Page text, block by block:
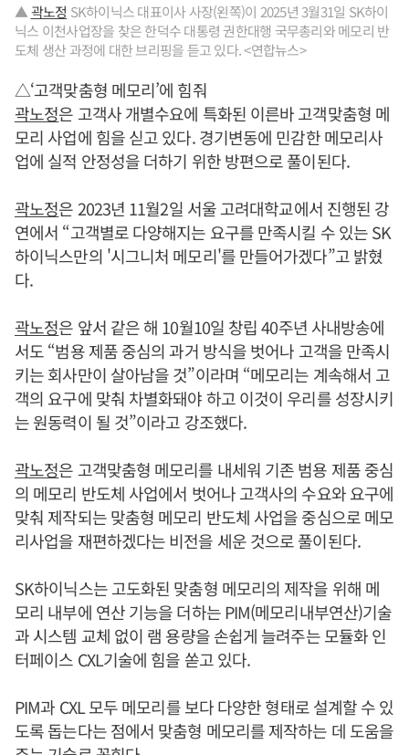
▲곽노정 SK하이닉스 대표이사 사장(왼쪽)이 2025년 3월31일 SK하이
닉스 이천사업장을 찾은 한덕수 대통령 권한대행 국무총리와 메모리 반
도체 생산 과정에 대한 브리핑을 듣고 있다. <연합뉴스>
△‘고객맞춤형 메모리’에 힘줘
곽노정은 고객사 개별수요에 특화된 이른바 고객맞춤형 메
모리 사업에 힘을 싣고 있다. 경기변동에 민감한 메모리사
업에 실적 안정성을 더하기 위한 방편으로 풀이된다.
곽노정은 2023년 11월2일 서울 고려대학교에서 진행된 강
연에서 “고객별로 다양해지는 요구를 만족시킬 수 있는 SK
하이닉스만의 '시그니처 메모리'를 만들어가겠다”고 밝혔
다.
곽노정은 앞서 같은 해 10월10일 창립 40주년 사내방송에
서도 “범용 제품 중심의 과거 방식을 벗어나 고객을 만족시
키는 회사만이 살아남을 것”이라며 “메모리는 계속해서 고
객의 요구에 맞춰 차별화돼야 하고 이것이 우리를 성장시키
는 원동력이 될 것”이라고 강조했다.
곽노정은 고객맞춤형 메모리를 내세워 기존 범용 제품 중심
의 메모리 반도체 사업에서 벗어나 고객사의 수요와 요구에
맞춰 제작되는 맞춤형 메모리 반도체 사업을 중심으로 메모
리사업을 재편하겠다는 비전을 세운 것으로 풀이된다.
SK하이닉스는 고도화된 맞춤형 메모리의 제작을 위해 메
모리 내부에 연산 기능을 더하는 PIM(메모리내부연산)기술
과 시스템 교체 없이 램 용량을 손쉽게 늘려주는 모듈화 인
터페이스 CXL기술에 힘을 쏟고 있다.
PIM과 CXL 모두 메모리를 보다 다양한 형태로 설계할 수 있
도록 돕는다는 점에서 맞춤형 메모리를 제작하는 데 도움을